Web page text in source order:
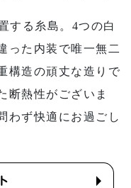
する糸島。4つの白
った内装で唯一無二
構造の頑丈な造りで
断熱性がございま
わず快適にお過ごし